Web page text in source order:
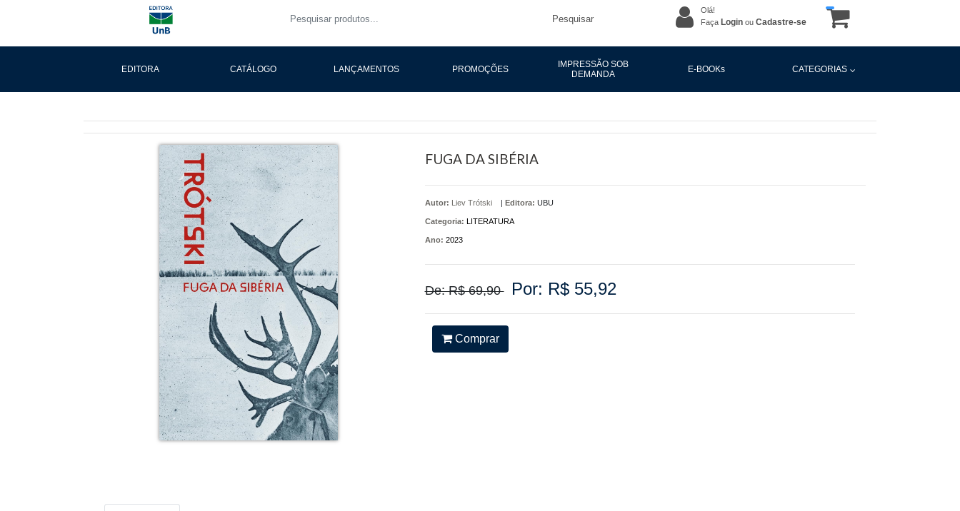
Pesquisar
Olá!
Faça Login ou Cadastre-se
EDITORA CATÁLOGO LANÇAMENTOS PROMOÇÕES
IMPRESSÃO SOB
DEMANDA
E-BOOKs CATEGORIAS
FUGA DA SIBÉRIA
Autor: Liev Trótski | Editora: UBU
Categoria: LITERATURA
Ano: 2023
De: R$ 69,90 Por: R$ 55,92
Comprar